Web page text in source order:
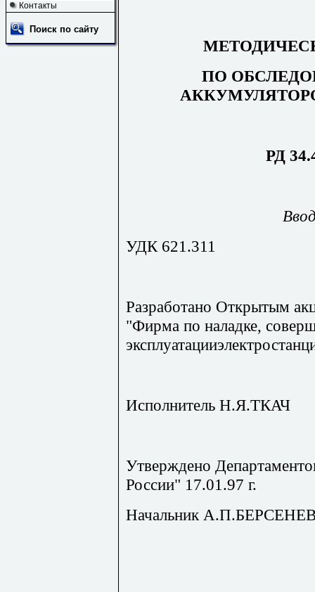
Контакты
Поиск по сайту
ПО
РД
УДК 621.311
Разработано Открытым
"Фирма по наладке,
Исполнитель Н.Я.ТКАЧ
Утверждено
России" 17.01.97 г.
Начальник